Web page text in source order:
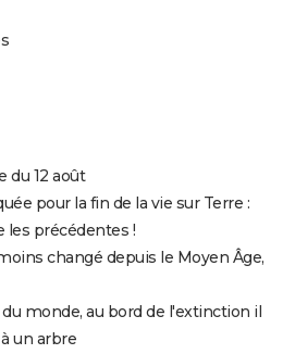
du 12 août
pour la fin de la vie sur Terre :
les précédentes !
changé depuis le Moyen Âge,
monde, au bord de l'extinction il
un arbre